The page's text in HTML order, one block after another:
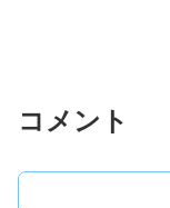
コメント